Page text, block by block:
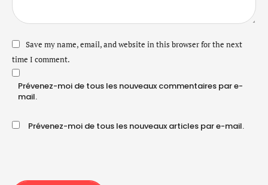
Save my name, email, and website in this browser for the next
time I comment.
Prévenez-moi de tous les nouveaux commentaires par e-
mail.
Prévenez-moi de tous les nouveaux articles par e-mail.